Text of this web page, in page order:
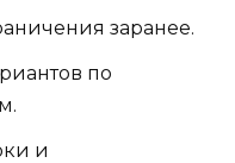
заранее.
по
и